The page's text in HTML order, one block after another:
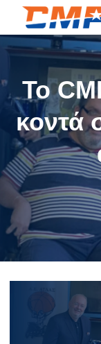
SPORTS
EDUCATION
Το
κοντά